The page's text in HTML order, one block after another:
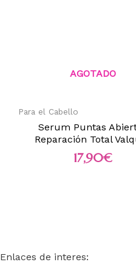
AGOTADO
Para el Cabello
Serum Puntas
Reparación Total
17,90€
Enlaces de interes: